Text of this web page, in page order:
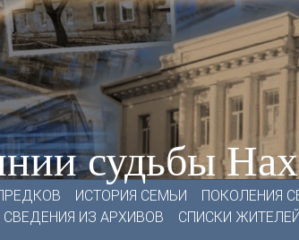
судьбы
ИСТОРИЯ СЕМЬИ
ПОКОЛЕНИЯ
СВЕДЕНИЯ ИЗ АРХИВОВ
СПИСКИ ЖИТЕЛЕЙ